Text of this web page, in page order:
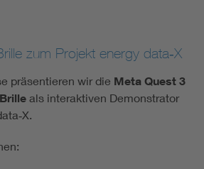
zum Projekt energy data‑X
präsentieren wir die Meta Quest 3
als interaktiven Demonstrator